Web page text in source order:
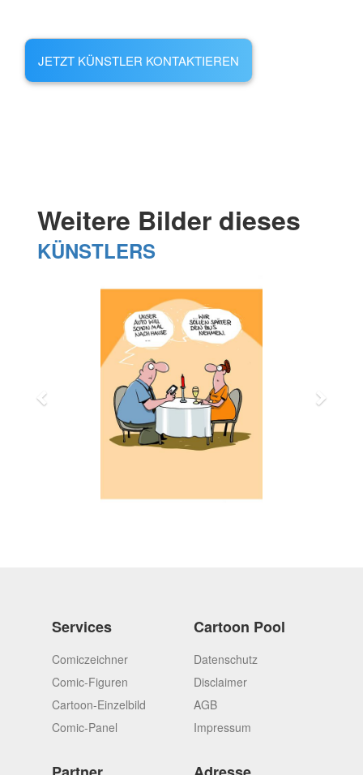
JETZT KÜNSTLER KONTAKTIEREN
Weitere Bilder dieses
KÜNSTLERS
Services
Comiczeichner
Comic-Figuren
Cartoon-Einzelbild
Comic-Panel
Cartoon Pool
Datenschutz
Disclaimer
AGB
Impressum